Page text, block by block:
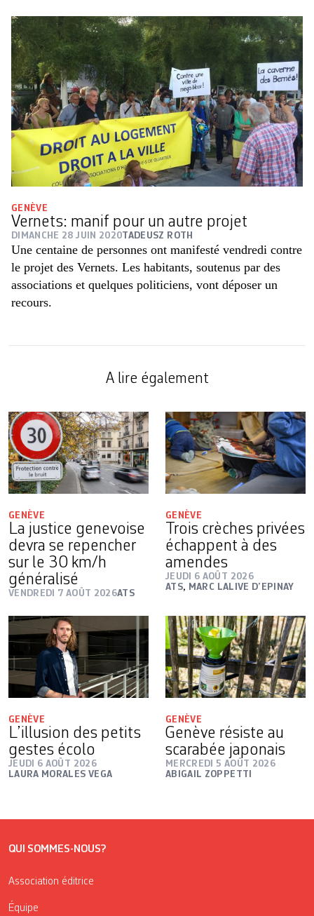
GENÈVE
Vernets: manif pour un autre projet
DIMANCHE 28 JUIN 2020TADEUSZ ROTH
Une centaine de personnes ont manifesté vendredi contre
le projet des Vernets. Les habitants, soutenus par des
associations et quelques politiciens, vont déposer un
recours.
A lire également
GENÈVE
La justice genevoise
devra se repencher
sur le 30 km/h
généralisé
VENDREDI 7 AOÛT 2026ATS
GENÈVE
Trois crèches privées
échappent à des
amendes
JEUDI 6 AOÛT 2026
ATS, MARC LALIVE D’EPINAY
GENÈVE
L’illusion des petits
gestes écolo
JEUDI 6 AOÛT 2026
LAURA MORALES VEGA
GENÈVE
Genève résiste au
scarabée japonais
MERCREDI 5 AOÛT 2026
ABIGAIL ZOPPETTI
QUI SOMMES-NOUS?
Association éditrice
Équipe